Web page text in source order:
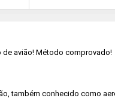
avião! Método comprovado!
também conhecido como